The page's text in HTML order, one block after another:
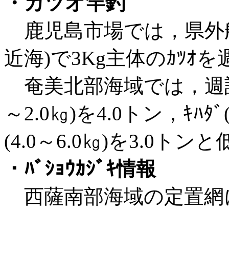
鹿児島市場では，県外
近海)で3Kg主体のｶﾂｵを
奄美北部海域では，週
～2.0㎏)を4.0トン，ｷﾊﾀ
(4.0～6.0㎏)を3.0トンと
・ﾊﾞｼｮｳｶｼﾞｷ情報
西薩南部海域の定置網